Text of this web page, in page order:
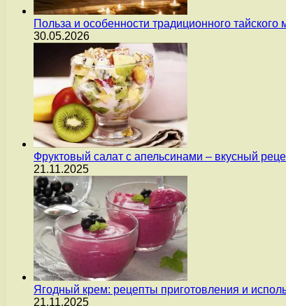
Польза и особенности традиционного
30.05.2026
Фруктовый салат с апельсинами – вкусный
21.11.2025
Ягодный крем: рецепты приготовления и
21.11.2025